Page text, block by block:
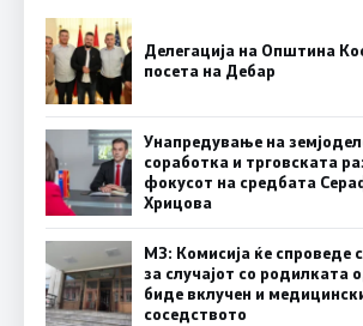
Делегација на Општина
посета на Дебар
Унапредување на
соработка и трговската
фокусот на средбата
Хрицова
МЗ: Комисија ќе спроведе
за случајот со родилката
биде вклучен и
соседството